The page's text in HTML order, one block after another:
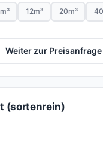
12m³ 20m³
Weiter zur Preisanfrage
(sortenrein)